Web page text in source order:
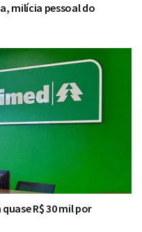
milícia pessoal do
R$ 30 mil por